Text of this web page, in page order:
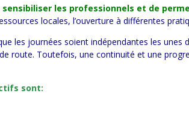
sensibiliser les professionnels et de
locales, l’ouverture à différentes
les journées soient indépendantes les unes
route. Toutefois, une continuité et une
sont: